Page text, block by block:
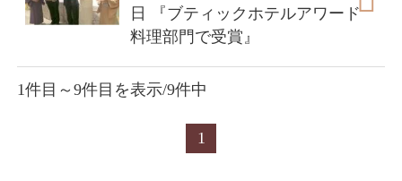
日 『ブティックホテルアワード
料理部門で受賞』
1件目～9件目を表示/9件中
1